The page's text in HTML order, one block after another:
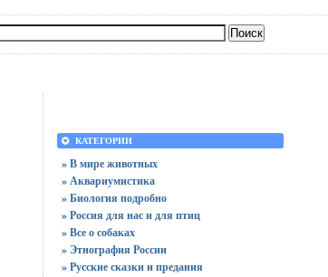
КАТЕГОРИИ
» В мире животных
» Аквариумистика
» Биология подробно
» Россия для нас и для птиц
» Все о собаках
» Этнография России
» Русские сказки и предания